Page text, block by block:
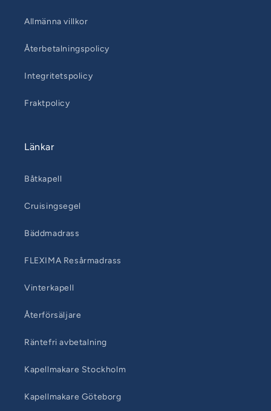
Allmänna villkor
Återbetalningspolicy
Integritetspolicy
Fraktpolicy
Länkar
Båtkapell
Cruisingsegel
Bäddmadrass
FLEXIMA Resårmadrass
Vinterkapell
Återförsäljare
Räntefri avbetalning
Kapellmakare Stockholm
Kapellmakare Göteborg